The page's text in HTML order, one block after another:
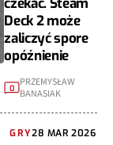
Deck 2 może
zaliczyć spore
opóźnienie
0
PRZEMYSŁAW
BANASIAK
GRY28 MAR 2026